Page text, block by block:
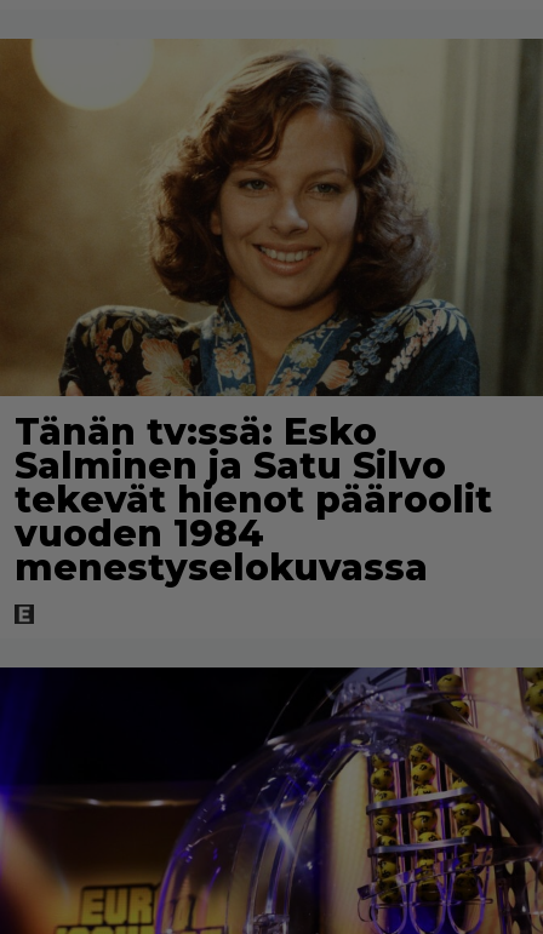
Tänän tv:ssä: Esko
Salminen ja Satu Silvo
tekevät hienot pääroolit
vuoden 1984
menestyselokuvassa